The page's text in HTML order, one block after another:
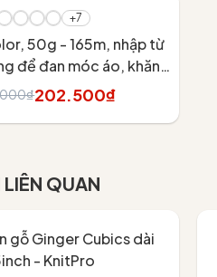
Pink Fabric case
is imported by
#lensoinhapkhau
+7
50g - 165m, nhập từ
để đan móc áo, khăn,
váy
202.500₫
QUAN
gỗ Ginger Cubics dài
- KnitPro